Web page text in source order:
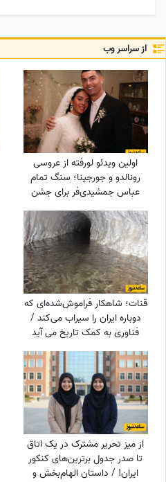
از سراسر وب
اولین ویدئو لورفته از عروسی
رونالدو و جورجینا؛ سنگ تمام
عباس جمشیدی‌فر برای جشن
نوستالژیک ستاره فوتبال!
قنات؛ شاهکار فراموش‌شده‌ای که
دوباره ایران را سیراب می‌کند /
فناوری به کمک تاریخ می آید
از میز تحریر مشترک در یک اتاق
تا صدر جدول برترین‌های کنکور
ایران! / داستان الهام‌بخش و